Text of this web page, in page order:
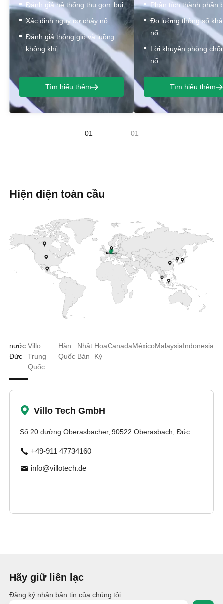
Đánh giá hệ thống thu gom bụi
Xác định nguy cơ cháy nổ
Đánh giá thông gió và luồng
không khí
Tìm hiểu thêm
Phân tích thành phần
Đo lường thông số
nổ
Lời khuyên phòng
nổ
Tìm hiểu thêm
1 1
Hiện diện toàn cầu
nước
Đức
Villo
Trung
Quốc
Hàn
Quốc
Nhật
Bản
Hoa
Kỳ
CanadaMéxicoMalaysiaIndonesia
Villo Tech GmbH
Số 20 đường Oberasbacher, 90522 Oberasbach, Đức
+49-911 47734160
info@villotech.de
Hãy giữ liên lạc
Đăng ký nhận bản tin của chúng tôi.